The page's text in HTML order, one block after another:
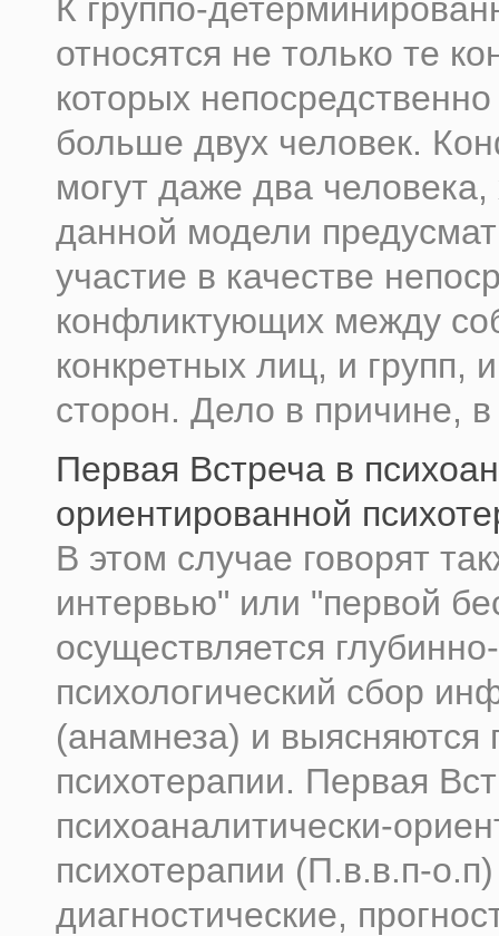
К группо-
относятся не только те
которых непосредственно
больше двух человек.
могут даже два человека,
данной модели
участие в качестве
конфликтующих между
конкретных лиц, и групп,
сторон. Дело в причине,
Первая Встреча в
ориентированной
В этом случае говорят
интервью" или "первой
осуществляется глубинно-
психологический сбор
(анамнеза) и выясняются
психотерапии. Первая
психоаналитически-
психотерапии (П.в.в.п-
диагностические,